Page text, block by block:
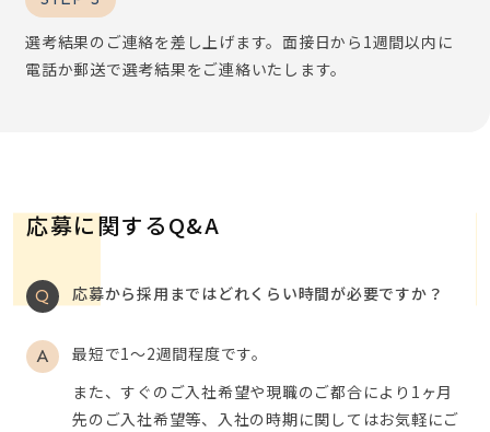
選考結果のご連絡を差し上げます。面接日から1週間以内に
電話か郵送で選考結果をご連絡いたします。
応募に関するQ&A
応募から採用まではどれくらい時間が必要ですか？
最短で1～2週間程度です。
また、すぐのご入社希望や現職のご都合により1ヶ月
先のご入社希望等、入社の時期に関してはお気軽にご